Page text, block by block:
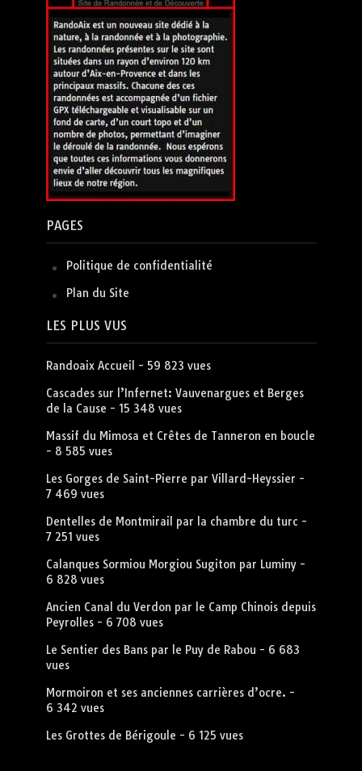
PAGES
Politique de confidentialité
Plan du Site
LES PLUS VUS
Randoaix Accueil - 59 823 vues
Cascades sur l’Infernet: Vauvenargues et Berges
de la Cause - 15 348 vues
Massif du Mimosa et Crêtes de Tanneron en boucle
- 8 585 vues
Les Gorges de Saint-Pierre par Villard-Heyssier -
7 469 vues
Dentelles de Montmirail par la chambre du turc -
7 251 vues
Calanques Sormiou Morgiou Sugiton par Luminy-
6 828 vues
Ancien Canal du Verdon par le Camp Chinois depuis
Peyrolles- 6 708 vues
Le Sentier des Bans par le Puy de Rabou - 6 683
vues
Mormoiron et ses anciennes carrières d’ocre. -
6 342 vues
Les Grottes de Bérigoule - 6 125 vues